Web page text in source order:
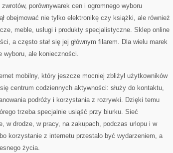
porównywarek cen i ogromnego wyboru
obejmować nie tylko elektronikę czy książki, ale również
meble, usługi i produkty specjalistyczne. Sklep online
a często stał się jej głównym filarem. Dla wielu marek
wyboru, ale konieczności.
mobilny, który jeszcze mocniej zbliżył użytkowników
centrum codziennych aktywności: służy do kontaktu,
podróży i korzystania z rozrywki. Dzięki temu
trzeba specjalnie usiąść przy biurku. Sieć
w drodze, w pracy, na zakupach, podczas urlopu i w
korzystanie z internetu przestało być wydarzeniem, a
życia.